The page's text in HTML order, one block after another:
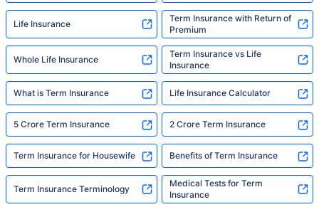
Life Insurance
Term Insurance with Return of
Premium
Whole Life Insurance
Term Insurance vs Life
Insurance
What is Term Insurance Life Insurance Calculator
5 Crore Term Insurance 2 Crore Term Insurance
Term Insurance for Housewife Benefits of Term Insurance
Term Insurance Terminology
Medical Tests for Term
Insurance